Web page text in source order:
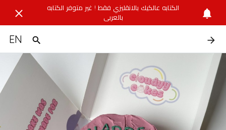
الكتابه عالكيك بالانقليزي فقط ! غير متوفر الكتابه
بالعربي
EN